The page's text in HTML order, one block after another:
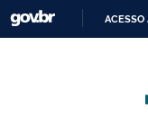
Skip to main content
ACESSO